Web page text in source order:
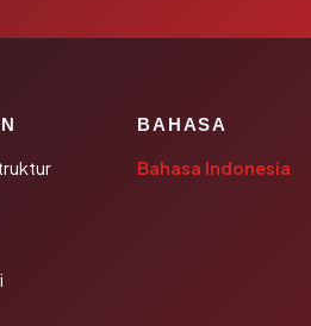
BAHASA
Bahasa Indonesia